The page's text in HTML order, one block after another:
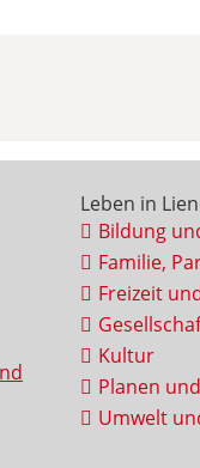
Leben in
Bildung
Familie,
Freizeit
Kultur
Planen
Umwelt